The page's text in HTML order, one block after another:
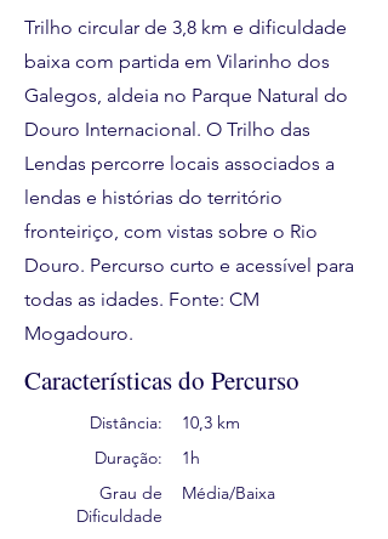
Trilho circular de 3,8 km e dificuldade
baixa com partida em Vilarinho dos
Galegos, aldeia no Parque Natural do
Douro Internacional. O Trilho das
Lendas percorre locais associados a
lendas e histórias do território
fronteiriço, com vistas sobre o Rio
Douro. Percurso curto e acessível para
todas as idades. Fonte: CM
Mogadouro.
Características do Percurso
Distância:
Duração:
Grau de
Dificuldade
10,3 km
1h
Média/Baixa